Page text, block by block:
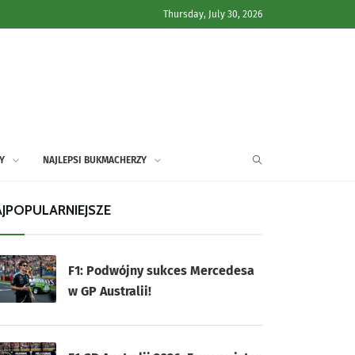
Thursday, July 30, 2026
NAJLEPSI BUKMACHERZY
F1: Podwójny sukces Mercedesa
w GP Australii!